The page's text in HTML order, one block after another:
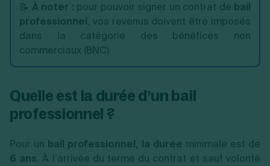
📝 À noter : pour pouvoir signer un contrat de bail
professionnel, vos revenus doivent être imposés
dans la catégorie des bénéfices non
commerciaux (BNC).
Quelle est la durée d’un bail
professionnel ?
Pour un bail professionnel, la durée minimale est de
6 ans. À l’arrivée du terme du contrat et sauf volonté